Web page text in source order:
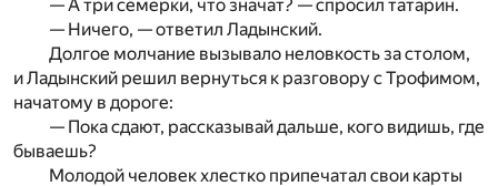
— А три семерки, что значат? — спросил татарин.
— Ничего, — ответил Ладынский.
Долгое молчание вызывало неловкость за столом,
и Ладынский решил вернуться к разговору с Трофимом,
начатому в дороге:
— Пока сдают, рассказывай дальше, кого видишь, где
бываешь?
Молодой человек хлестко припечатал свои карты